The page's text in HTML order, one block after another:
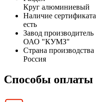
Круг алюминиевый
Наличие сертификата
есть
Завод производитель
ОАО "КУМЗ"
Страна производства
Россия
Способы оплаты